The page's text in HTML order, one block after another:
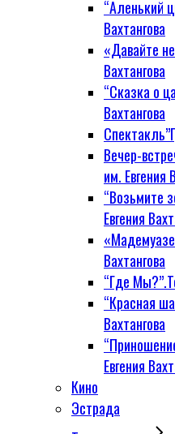
“Аленький
Вахтангова
«Давайте
Вахтангова
“Сказка о
Вахтангова
Вечер-
им. Евгения
“Возьмите
Евгения
Вахтангова
“Где
“Красная
Вахтангова
Евгения
Кино
Эстрада